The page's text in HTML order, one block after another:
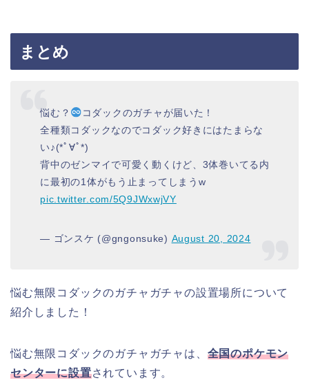
まとめ
悩む？
コダックのガチャが届いた！
全種類コダックなのでコダック好きにはたまらな
い♪(*ﾟ∀ﾟ*)
背中のゼンマイで可愛く動くけど、3体巻いてる内
に最初の1体がもう止まってしまうw
pic.twitter.com/5Q9JWxwjVY
— ゴンスケ (@gngonsuke) August 20, 2024
悩む無限コダックのガチャガチャの設置場所について
紹介しました！
悩む無限コダックのガチャガチャは、 全国のポケモン
センターに設置されています。